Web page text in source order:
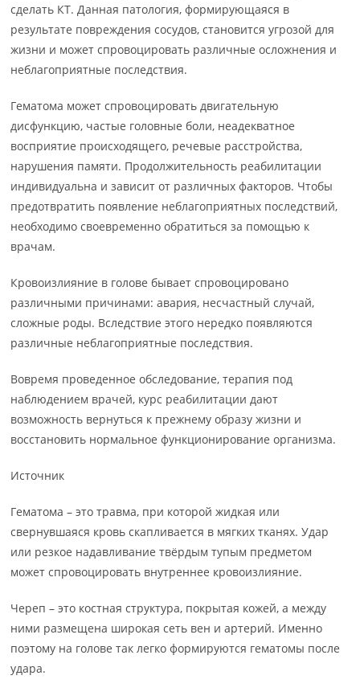
сделать КТ. Данная патология, формирующаяся в
результате повреждения сосудов, становится угрозой для
жизни и может спровоцировать различные осложнения и
неблагоприятные последствия.
Гематома может спровоцировать двигательную
дисфункцию, частые головные боли, неадекватное
восприятие происходящего, речевые расстройства,
нарушения памяти. Продолжительность реабилитации
индивидуальна и зависит от различных факторов. Чтобы
предотвратить появление неблагоприятных последствий,
необходимо своевременно обратиться за помощью к
врачам.
Кровоизлияние в голове бывает спровоцировано
различными причинами: авария, несчастный случай,
сложные роды. Вследствие этого нередко появляются
различные неблагоприятные последствия.
Вовремя проведенное обследование, терапия под
наблюдением врачей, курс реабилитации дают
возможность вернуться к прежнему образу жизни и
восстановить нормальное функционирование организма.
Источник
Гематома – это травма, при которой жидкая или
свернувшаяся кровь скапливается в мягких тканях. Удар
или резкое надавливание твёрдым тупым предметом
может спровоцировать внутреннее кровоизлияние.
Череп – это костная структура, покрытая кожей, а между
ними размещена широкая сеть вен и артерий. Именно
поэтому на голове так легко формируются гематомы после
удара.